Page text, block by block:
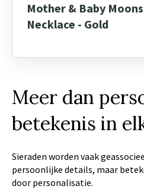
Mother & Baby
Necklace - Gold
Meer dan
betekenis in
Sieraden worden vaak
persoonlijke details, maar
door personalisatie.